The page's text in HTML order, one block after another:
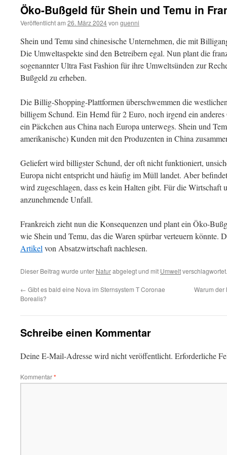
Öko-Bußgeld für Shein und Temu in
Veröffentlicht am 26. März 2024von guenni
Shein und Temu sind chinesische Unternehmen, die mit
Die Umweltaspekte sind den Betreibern egal. Nun plant die
sogenannter Ultra Fast Fashion für ihre Umweltsünden zur
Bußgeld zu erheben.
Die Billig-Shopping-Plattformen überschwemmen die
billigem Schund. Ein Hemd für 2 Euro, noch irgend ein
ein Päckchen aus China nach Europa unterwegs. Shein und
amerikanische) Kunden mit den Produzenten in China
Geliefert wird billigster Schund, der oft nicht funktioniert,
Europa nicht entspricht und häufig im Müll landet. Aber
wird zugeschlagen, dass es kein Halten gibt. Für die Wirtschaft
anzunehmende Unfall.
Frankreich zieht nun die Konsequenzen und plant ein Öko-
wie Shein und Temu, das die Waren spürbar verteuern könnte.
Artikel von Absatzwirtschaft nachlesen.
Dieser Beitrag wurde unter Naturabgelegt und mit Umwelt
← Gibt es bald eine Nova im Sternsystem T Coronae
Borealis?
Warum der
Schreibe einen Kommentar
Deine E-Mail-Adresse wird nicht veröffentlicht. Erforderliche
Kommentar*